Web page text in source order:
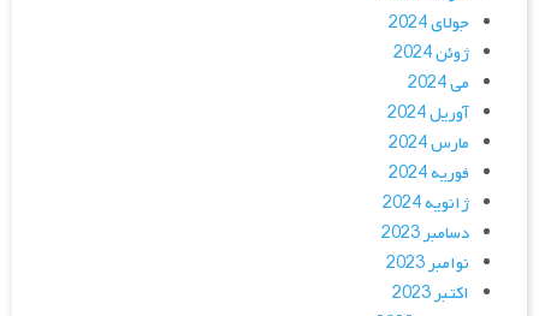
جولای 2024
ژوئن 2024
می 2024
آوریل 2024
مارس 2024
فوریه 2024
ژانویه 2024
دسامبر 2023
نوامبر 2023
اکتبر 2023